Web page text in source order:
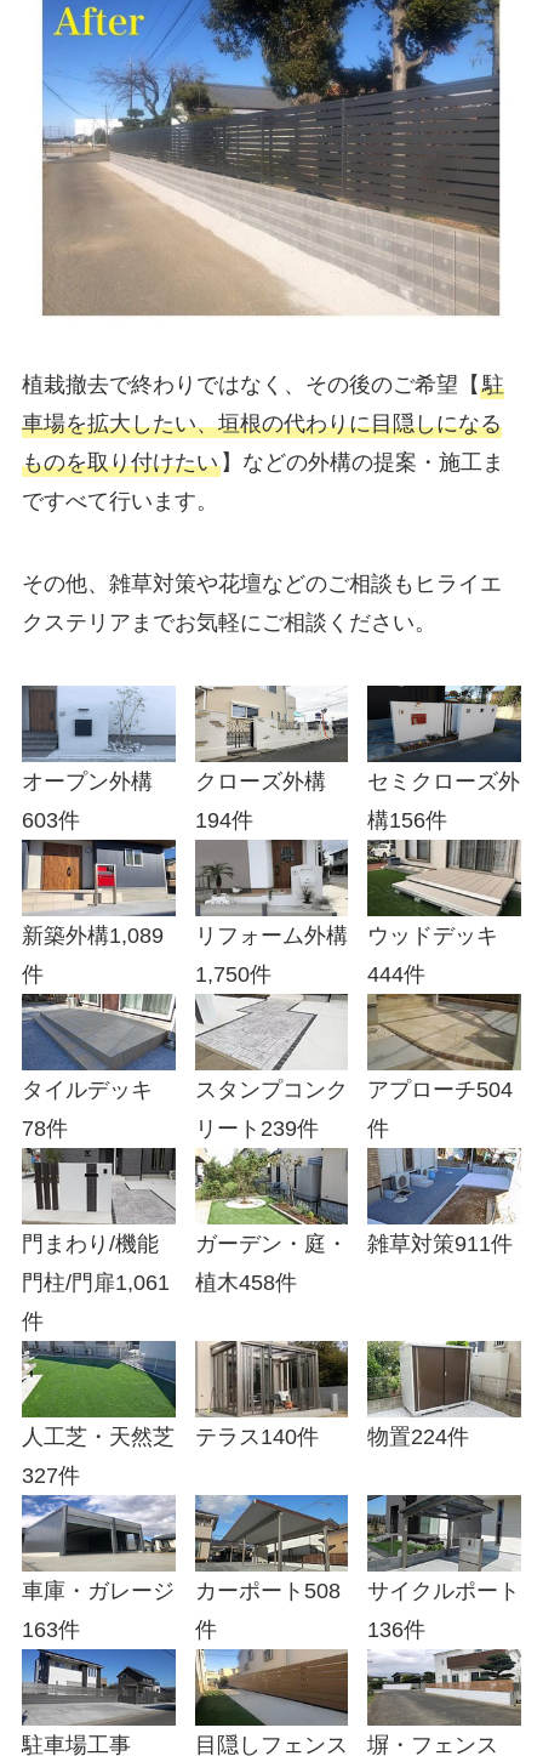
植栽撤去で終わりではなく、その後のご希望【 駐
車場を拡大したい、垣根の代わりに目隠しになる
ものを取り付けたい】などの外構の提案・施工ま
ですべて行います。
その他、雑草対策や花壇などのご相談もヒライエ
クステリアまでお気軽にご相談ください。
オープン外構
603件
クローズ外構
194件
セミクローズ外
構156件
新築外構1,089
件
リフォーム外構
1,750件
ウッドデッキ
444件
タイルデッキ
78件
スタンプコンク
リート 239件
アプローチ504
件
門まわり/機能
門柱/門扉1,061
件
ガーデン・庭・
植木458件
雑草対策911件
人工芝・天然芝
327件
テラス 140件 物置224件
車庫・ガレージ
163件
カーポート 508
件
サイクルポート
136件
駐車場工事 目隠しフェンス 塀・フェンス